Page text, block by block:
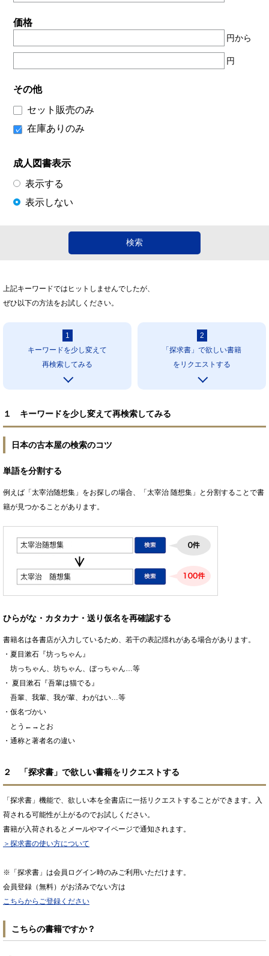
価格
円から
円
その他
セット販売のみ
在庫ありのみ
成人図書表示
表示する
表示しない
上記キーワードではヒットしませんでしたが、
ぜひ以下の方法をお試しください。
1
キーワードを少し変えて
再検索してみる
2
「探求書」で欲しい書籍
をリクエストする
１ キーワードを少し変えて再検索してみる
日本の古本屋の検索のコツ
単語を分割する
例えば「太宰治随想集」をお探しの場合、「太宰治 随想集」と分割することで書
籍が見つかることがあります。
ひらがな・カタカナ・送り仮名を再確認する
書籍名は各書店が入力しているため、若干の表記揺れがある場合があります。
・夏目漱石『坊っちゃん』
坊っちゃん、坊ちゃん、ぼっちゃん…等
・ 夏目漱石『吾輩は猫でる』
吾輩、我輩、我が輩、わがはい…等
・仮名づかい
とう←→とお
・通称と著者名の違い
２ 「探求書」で欲しい書籍をリクエストする
「探求書」機能で、欲しい本を全書店に一括リクエストすることができます。入
荷される可能性が上がるのでお試しください。
書籍が入荷されるとメールやマイページで通知されます。
＞探求書の使い方について
※「探求書」は会員ログイン時のみご利用いただけます。
会員登録（無料）がお済みでない方は
こちらからご登録ください
こちらの書籍ですか？